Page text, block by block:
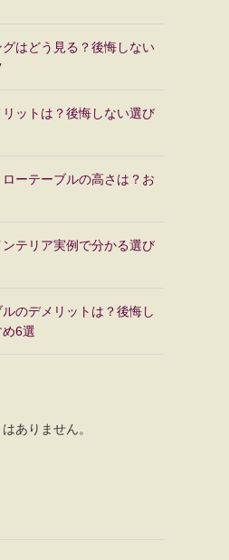
はどう見る？後悔しない
ットは？後悔しない選び
ーテーブルの高さは？お
テリア実例で分かる選び
のデメリットは？後悔し
6選
ありません。